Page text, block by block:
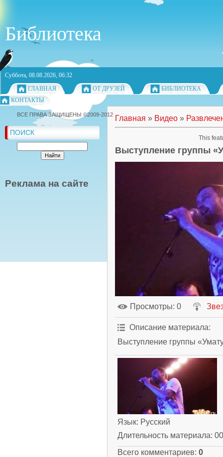
Библиотека
Суббота, 08.08.2026, 06:32
ГЛАВНАЯ
ОТ ДРУЗЕЙ
БИБЛИОТЕКА
КОНТАКТЫ
ПОИСК
Реклама на сайте
Главная » Видео »
Выступление группы
Просмотры: 0
Описание материала:
Выступление группы
Язык: Русский
Длительность материала:
Всего комментариев: 0
ВСЕ ПРАВА ЗАЩИЩЕНЫ ©2009-2012
This